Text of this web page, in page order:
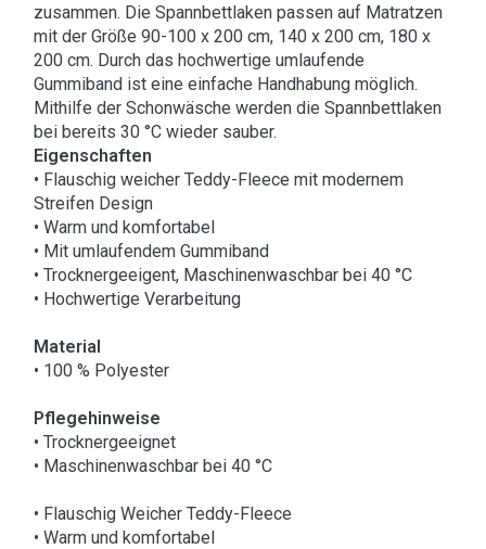
zusammen. Die Spannbettlaken passen auf Matratzen
mit der Größe 90-100 x 200 cm, 140 x 200 cm, 180 x
200 cm. Durch das hochwertige umlaufende
Gummiband ist eine einfache Handhabung möglich.
Mithilfe der Schonwäsche werden die Spannbettlaken
bei bereits 30 °C wieder sauber.
Eigenschaften
• Flauschig weicher Teddy-Fleece mit modernem
Streifen Design
• Warm und komfortabel
• Mit umlaufendem Gummiband
• Trocknergeeigent, Maschinenwaschbar bei 40 °C
• Hochwertige Verarbeitung
Material
• 100 % Polyester
Pflegehinweise
• Trocknergeeignet
• Maschinenwaschbar bei 40 °C
• Flauschig Weicher Teddy-Fleece
• Warm und komfortabel